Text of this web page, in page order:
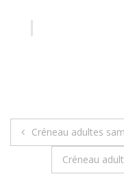
Créneau adultes
Créneau